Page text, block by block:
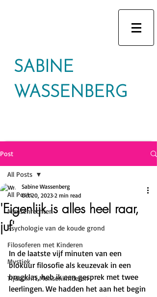
SABINE
WASSENBERG
Post
All Posts
Mensenrechten
Psychologie van de koude grond
Filosoferen met Kinderen
Mystiek
Tijdschrift Mensenkinderen
All Posts
'Eigenlijk is alles heel raar,
juf'
Sabine Wassenberg
Oct 20, 2023 2 min read
In de laatste vijf minuten van een
blokuur filosofie als keuzevak in een
brugklas, heb ik een gesprek met twee
leerlingen. We hadden het aan het begin